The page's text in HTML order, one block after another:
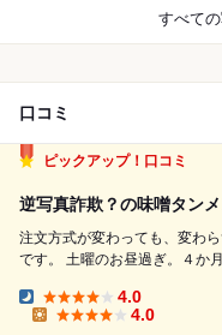
すべての
口コミ
ピックアップ！口コミ
逆写真詐欺？の味噌タンメ
注文方式が変わっても、変わ
です。 土曜のお昼過ぎ。４か月ぐらい遠ざかっていた、まるともに入り
度ではありますが… 午後１時半過ぎでも入口に待って居る方がいらっし
ゃいます。それでも一人で入っ...
Dinner:
4.0
4.0